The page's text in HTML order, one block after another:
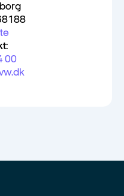
00